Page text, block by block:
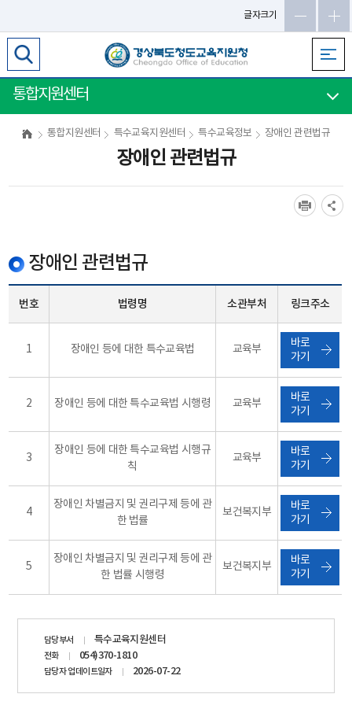
글자크기
인
통합지원센터
통합지원센터 특수교육지원센터 특수교육정보 장애인 관련법규
장애인 관련법규
장애인 관련법규
번호 법령명 소관부처 링크주소
1 장애인 등에 대한 특수교육법 교육부
바로
가기
2 장애인 등에 대한 특수교육법 시행령 교육부
바로
가기
3
장애인 등에 대한 특수교육법 시행규
칙
교육부
바로
가기
4
장애인 차별금지 및 권리구제 등에 관
한 법률
보건복지부
바로
가기
5
장애인 차별금지 및 권리구제 등에 관
한 법률 시행령
보건복지부
바로
가기
담당부서 특수교육지원센터
전화 054)370-1810
담당자 업데이트일자 2026-07-22